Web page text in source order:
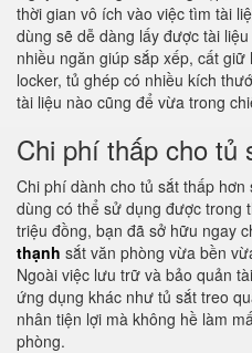
thời gian vô ích vào việc tìm tài
dùng sẽ dễ dàng lấy được tài
nhiều ngăn giúp sắp xếp, cất
locker, tủ ghép có nhiều kích
tài liệu nào cũng để vừa trong
Chi phí thấp cho tủ
Chi phí dành cho tủ sắt thấp
dùng có thể sử dụng được trong
triệu đồng, bạn đã sở hữu ngay
thạnh sắt văn phòng vừa bền
Ngoài việc lưu trữ và bảo quản
ứng dụng khác như tủ sắt treo
nhân tiện lợi mà không hề làm
phòng.